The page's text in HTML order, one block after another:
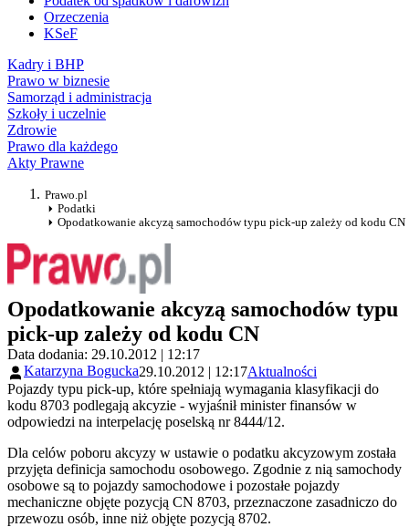
Orzeczenia
KSeF
Kadry i BHP
Prawo w biznesie
Samorząd i administracja
Szkoły i uczelnie
Zdrowie
Prawo dla każdego
Akty Prawne
Prawo.pl
Podatki
Opodatkowanie akcyzą samochodów typu pick-up zależy od kodu CN
Opodatkowanie akcyzą samochodów typu
pick-up zależy od kodu CN
Data dodania: 29.10.2012 | 12:17
Katarzyna Bogucka29.10.2012 | 12:17Aktualności
Pojazdy typu pick-up, które spełniają wymagania klasyfikacji do
kodu 8703 podlegają akcyzie - wyjaśnił minister finansów w
odpowiedzi na interpelację poselską nr 8444/12.
Dla celów poboru akcyzy w ustawie o podatku akcyzowym została
przyjęta definicja samochodu osobowego. Zgodnie z nią samochody
osobowe są to pojazdy samochodowe i pozostałe pojazdy
mechaniczne objęte pozycją CN 8703, przeznaczone zasadniczo do
przewozu osób, inne niż objęte pozycją 8702.